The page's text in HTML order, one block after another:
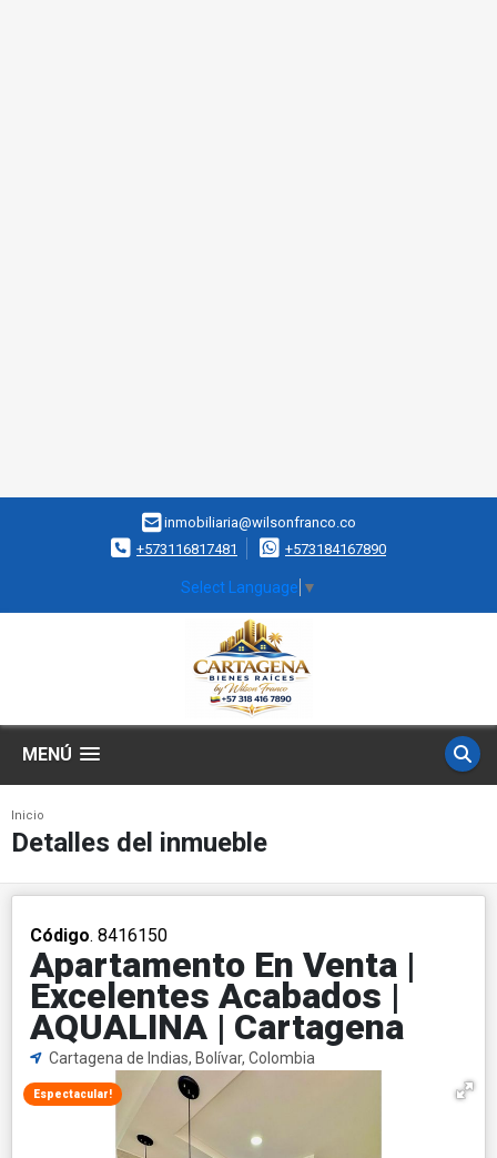
inmobiliaria@wilsonfranco.co
+573116817481
+573184167890
Select Language ▼
MENÚ
Inicio
Detalles del inmueble
Código. 8416150
Apartamento En Venta |
Excelentes Acabados |
AQUALINA | Cartagena
Cartagena de Indias, Bolívar, Colombia
Espectacular!